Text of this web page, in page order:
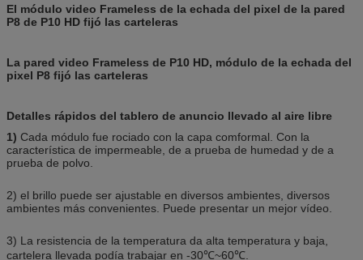
El módulo video Frameless de la echada del pixel de la pared
P8 de P10 HD fijó las carteleras
La pared video Frameless de P10 HD, módulo de la echada del
pixel P8 fijó las carteleras
Detalles rápidos del tablero de anuncio llevado al aire libre
1) Cada módulo fue rociado con la capa comformal. Con la
característica de impermeable, de a prueba de humedad y de a
prueba de polvo.
2) el brillo puede ser ajustable en diversos ambientes, diversos
ambientes más convenientes. Puede presentar un mejor vídeo.
3) La resistencia de la temperatura da alta temperatura y baja,
cartelera llevada podía trabajar en -30℃~60℃.